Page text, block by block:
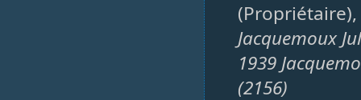
Jacquemoux
1939
(2156)